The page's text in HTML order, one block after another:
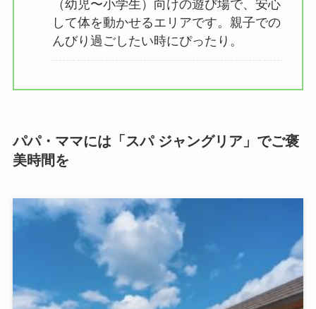
（幼児〜小学生）向けの遊び場で、安心
して体を動かせるエリアです。親子での
んびり過ごしたい時にぴったり。
パパ・ママには「スパ ジャングリア」でご褒
美時間を